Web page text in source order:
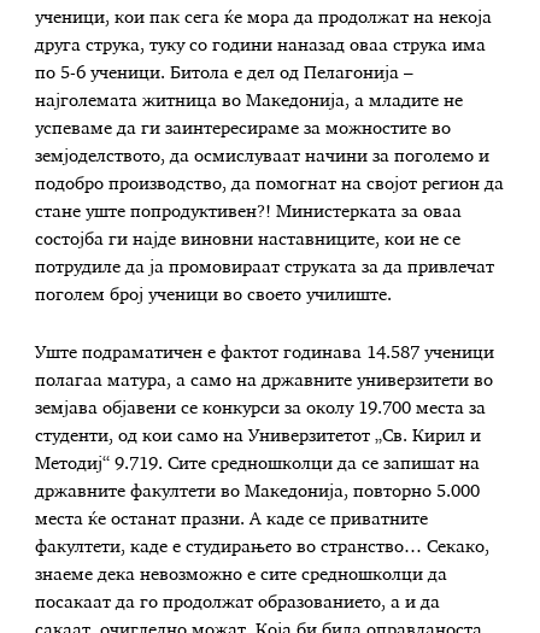
ученици, кои пак сега ќе мора да продолжат на некоја
друга струка, туку со години наназад оваа струка има
по 5-6 ученици. Битола е дел од Пелагонија –
најголемата житница во Македонија, а младите не
успеваме да ги заинтересираме за можностите во
земјоделството, да осмислуваат начини за поголемо и
подобро производство, да помогнат на својот регион да
стане уште попродуктивен?! Министерката за оваа
состојба ги најде виновни наставниците, кои не се
потрудиле да ја промовираат струката за да привлечат
поголем број ученици во своето училиште.
Уште подраматичен е фактот годинава 14.587 ученици
полагаа матура, а само на државните универзитети во
земјава објавени се конкурси за околу 19.700 места за
студенти, од кои само на Универзитетот „Св. Кирил и
Методиј“ 9.719. Сите средношколци да се запишат на
државните факултети во Македонија, повторно 5.000
места ќе останат празни. А каде се приватните
факултети, каде е студирањето во странство… Секако,
знаеме дека невозможно е сите средношколци да
посакаат да го продолжат образованието, а и да